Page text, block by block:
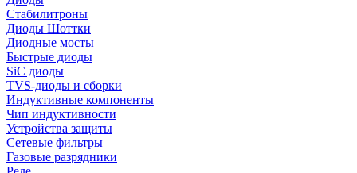
Стабилитроны
Диоды Шоттки
Диодные мосты
Быстрые диоды
SiC диоды
TVS-диоды и сборки
Индуктивные компоненты
Чип индуктивности
Устройства защиты
Сетевые фильтры
Газовые разрядники